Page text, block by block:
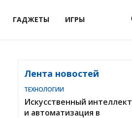
ГАДЖЕТЫ ИГРЫ
Лента новостей
ТЕХНОЛОГИИ
Искусственный интеллект
и автоматизация в